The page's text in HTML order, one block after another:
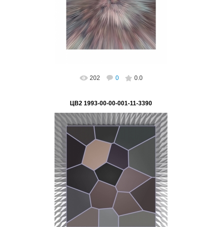
Подпись на картине: нет, возможно
поставить...
ВетВиктор
202 0 0.0
ЦВ2 1993-00-00-001-11-3390
02.03.2023
"На пути к НАНО мет" Серия "Цифра - основа
глобализации"
Подпись на картине: нет, возможно
поставить Автор: Ви...
ВетВиктор